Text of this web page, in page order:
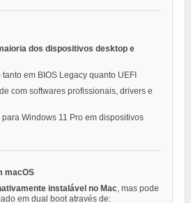
dos dispositivos desktop e
em BIOS Legacy quanto UEFI
com softwares profissionais, drivers e
Windows 11 Pro em dispositivos
macOS
instalável no Mac , mas pode
em dual boot através de: